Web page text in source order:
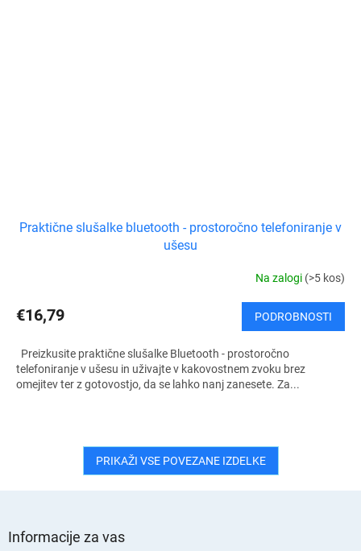
Praktične slušalke bluetooth - prostoročno telefoniranje v
ušesu
Na zalogi (>5 kos)
€16,79 PODROBNOSTI
Preizkusite praktične slušalke Bluetooth - prostoročno
telefoniranje v ušesu in uživajte v kakovostnem zvoku brez
omejitev ter z gotovostjo, da se lahko nanj zanesete. Za...
PRIKAŽI VSE POVEZANE IZDELKE
Informacije za vas